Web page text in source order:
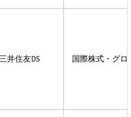
三井住友DS 国際株式・グロ